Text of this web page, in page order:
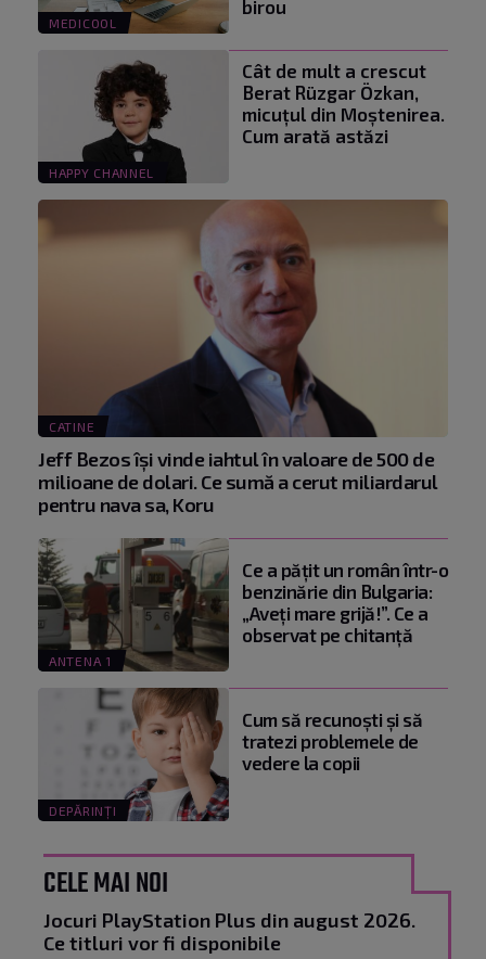
MEDICOOL
birou
HAPPY CHANNEL
Cât de mult a crescut
Berat Rüzgar Özkan,
micuțul din Moștenirea.
Cum arată astăzi
CATINE
Jeff Bezos își vinde iahtul în valoare de 500 de
milioane de dolari. Ce sumă a cerut miliardarul
pentru nava sa, Koru
ANTENA 1
Ce a pățit un român într-o
benzinărie din Bulgaria:
„Aveți mare grijă!”. Ce a
observat pe chitanță
DEPĂRINȚI
Cum să recunoști și să
tratezi problemele de
vedere la copii
CELE MAI NOI
Jocuri PlayStation Plus din august 2026.
Ce titluri vor fi disponibile